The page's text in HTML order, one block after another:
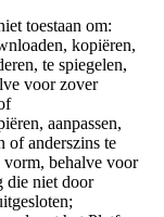
toestaan om:
kopiëren,
te spiegelen,
voor zover
aanpassen,
of anderszins te
vorm, behalve voor
die niet door